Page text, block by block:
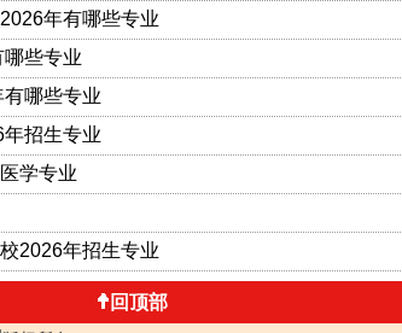
年有哪些专业
些专业
哪些专业
招生专业
学专业
2026年招生专业
回顶部